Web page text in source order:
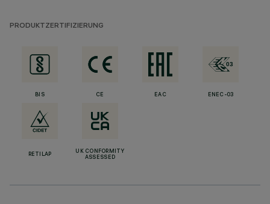
PRODUKTZERTIFIZIERUNG
BIS CE EAC ENEC-03
RETILAP
UK CONFORMITY
ASSESSED